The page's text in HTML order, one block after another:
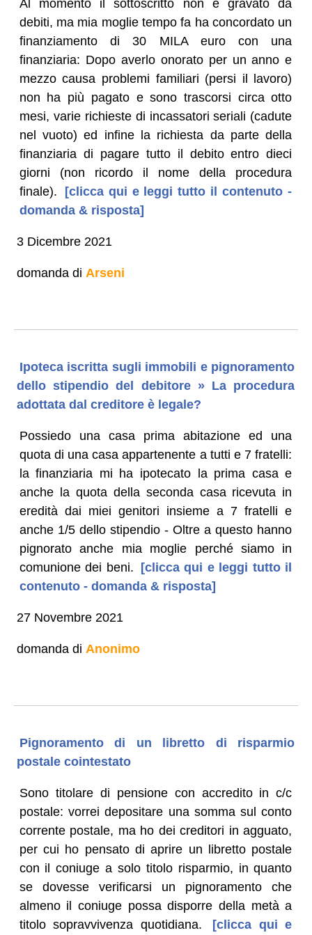
Al momento il sottoscritto non è gravato da
debiti, ma mia moglie tempo fa ha concordato un
finanziamento di 30 MILA euro con una
finanziaria: Dopo averlo onorato per un anno e
mezzo causa problemi familiari (persi il lavoro)
non ha più pagato e sono trascorsi circa otto
mesi, varie richieste di incassatori seriali (cadute
nel vuoto) ed infine la richiesta da parte della
finanziaria di pagare tutto il debito entro dieci
giorni (non ricordo il nome della procedura
finale).
[clicca qui e leggi tutto il contenuto -
domanda & risposta]
3 Dicembre 2021
domanda di Arseni
Ipoteca iscritta sugli immobili e pignoramento
dello stipendio del debitore » La procedura
adottata dal creditore è legale?
Possiedo una casa prima abitazione ed una
quota di una casa appartenente a tutti e 7 fratelli:
la finanziaria mi ha ipotecato la prima casa e
anche la quota della seconda casa ricevuta in
eredità dai miei genitori insieme a 7 fratelli e
anche 1/5 dello stipendio - Oltre a questo hanno
pignorato anche mia moglie perché siamo in
comunione dei beni. [clicca qui e leggi tutto il
contenuto - domanda & risposta]
27 Novembre 2021
domanda di Anonimo
Pignoramento di un libretto di risparmio
postale cointestato
Sono titolare di pensione con accredito in c/c
postale: vorrei depositare una somma sul conto
corrente postale, ma ho dei creditori in agguato,
per cui ho pensato di aprire un libretto postale
con il coniuge a solo titolo risparmio, in quanto
se dovesse verificarsi un pignoramento che
almeno il coniuge possa disporre della metà a
titolo sopravvivenza quotidiana.
[clicca qui e